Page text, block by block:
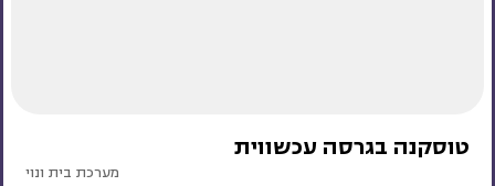
טוסקנה בגרסה עכשווית
מערכת בית ונוי